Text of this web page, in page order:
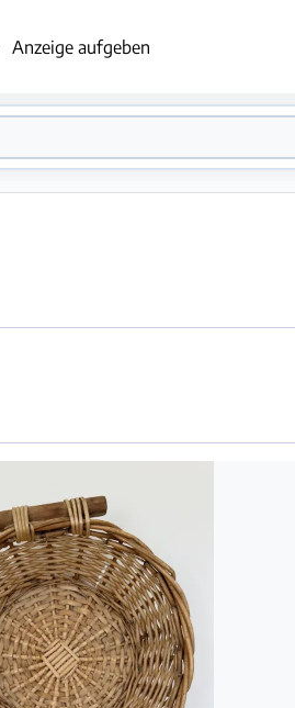
Anzeige aufgeben